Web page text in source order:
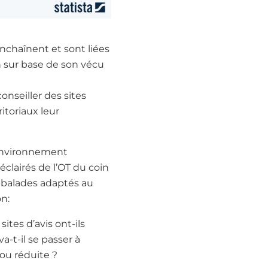
et sont liées
base de son vécu
des sites
leur
de l’OT du coin
adaptés au
d’avis ont-ils
t-il se passer à
réduite ?